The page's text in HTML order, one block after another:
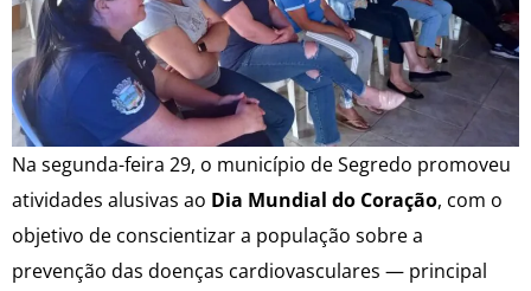
Na segunda-feira 29, o município de Segredo promoveu
atividades alusivas ao Dia Mundial do Coração, com o
objetivo de conscientizar a população sobre a
prevenção das doenças cardiovasculares — principal